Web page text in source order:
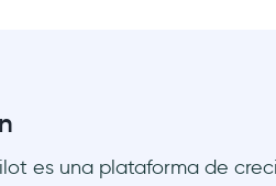
es una plataforma de